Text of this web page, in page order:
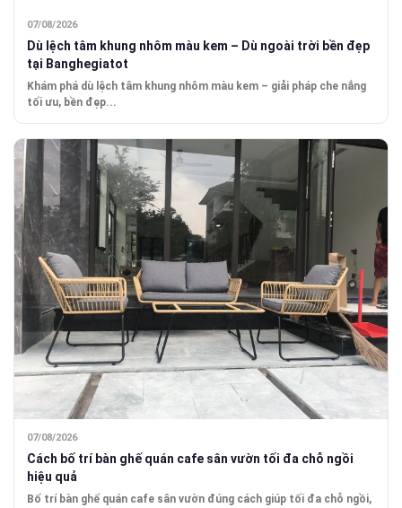
07/08/2026
Dù lệch tâm khung nhôm màu kem – Dù ngoài trời bền đẹp
tại Banghegiatot
Khám phá dù lệch tâm khung nhôm màu kem – giải pháp che nắng
tối ưu, bền đẹp...
07/08/2026
Cách bố trí bàn ghế quán cafe sân vườn tối đa chỗ ngồi
hiệu quả
Bố trí bàn ghế quán cafe sân vườn đúng cách giúp tối đa chỗ ngồi,